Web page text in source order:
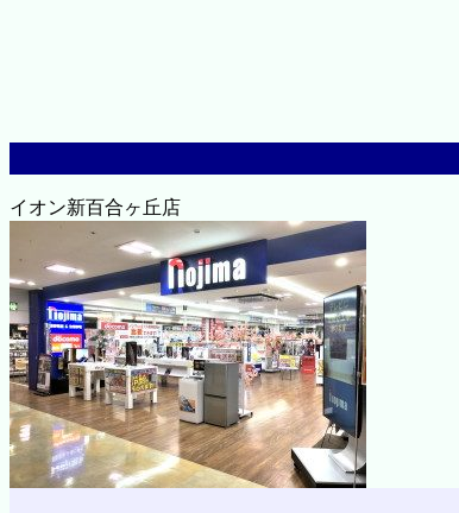
イオン新百合ヶ丘店